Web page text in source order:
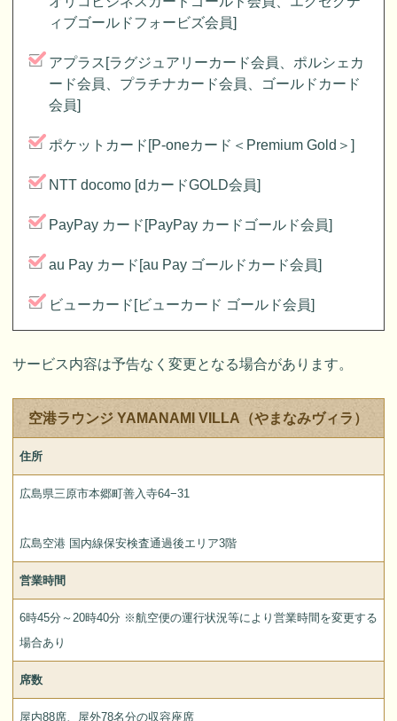
ィブゴールドフォービズ会員]
アプラス[ラグジュアリーカード会員、ポルシェカ
ード会員、プラチナカード会員、ゴールドカード
会員]
ポケットカード[P-oneカード＜Premium Gold＞]
NTT docomo [dカードGOLD会員]
PayPay カード[PayPay カードゴールド会員]
au Pay カード[au Pay ゴールドカード会員]
ビューカード[ビューカード ゴールド会員]
サービス内容は予告なく変更となる場合があります。
空港ラウンジ YAMANAMI VILLA（やまなみヴィラ）
住所
広島県三原市本郷町善入寺64−31
広島空港 国内線保安検査通過後エリア3階
営業時間
6時45分～20時40分 ※航空便の運行状況等により営業時間を変更する
場合あり
席数
屋内88席、屋外78名分の収容座席